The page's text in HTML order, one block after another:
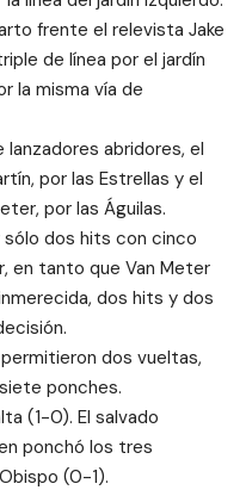
frente el relevista Jake
de línea por el jardín
la misma vía de
lanzadores abridores, el
por las Estrellas y el
por las Águilas.
dos hits con cinco
en tanto que Van Meter
dos hits y dos
dos vueltas,
ponches.
(1-0). El salvado
ponchó los tres
(0-1).